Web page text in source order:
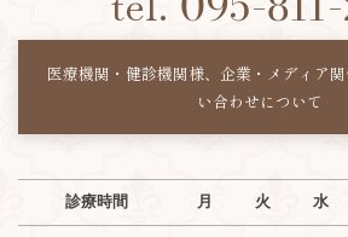
医療機関・健診機関様、企業・メディア
い合わせについて
診療時間 月 火 水